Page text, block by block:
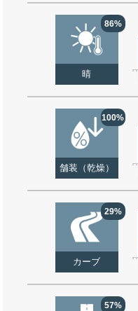
86%
晴
100%
舗装（乾燥）
29%
カーブ
57%